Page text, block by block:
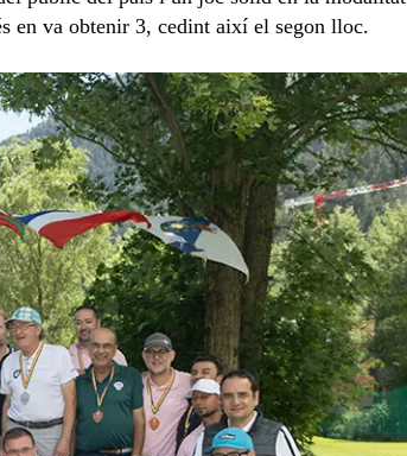
en va obtenir 3, cedint així el segon lloc.